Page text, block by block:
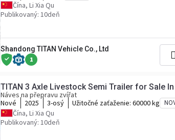
Čína, Li Xia Qu
Publikovaný: 10deň
Shandong TITAN Vehicle Co., Ltd
1
TITAN 3 Axle Livestock Semi Trailer for Sale In
Náves na přepravu zvířat
Nové
2025 3-osý Užitočné zaťaženie: 60000 kg
Čína, Li Xia Qu
Publikovaný: 10deň